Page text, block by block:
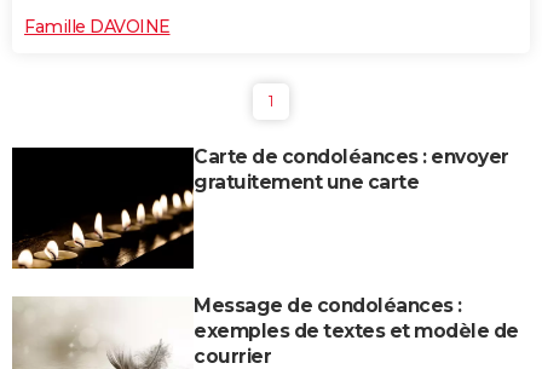
Famille DAVOINE
1
Carte de condoléances : envoyer
gratuitement une carte
Message de condoléances :
exemples de textes et modèle de
courrier